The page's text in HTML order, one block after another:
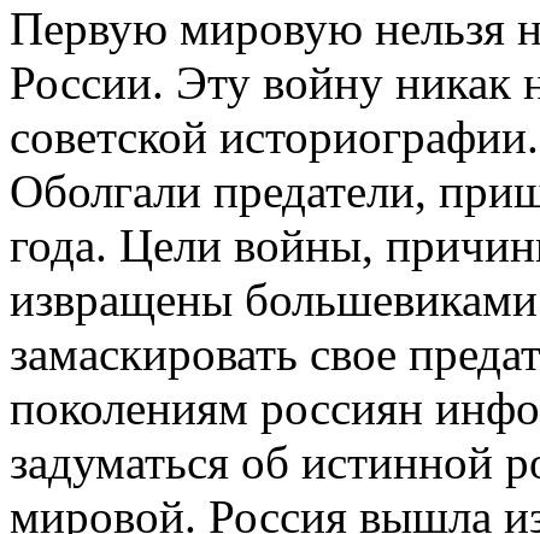
Первую мировую нельзя
России. Эту войну никак
советской
Оболгали предатели,
года. Цели войны,
извращены
замаскировать свое
поколениям россиян
задуматься об истинной
мировой. Россия вышла